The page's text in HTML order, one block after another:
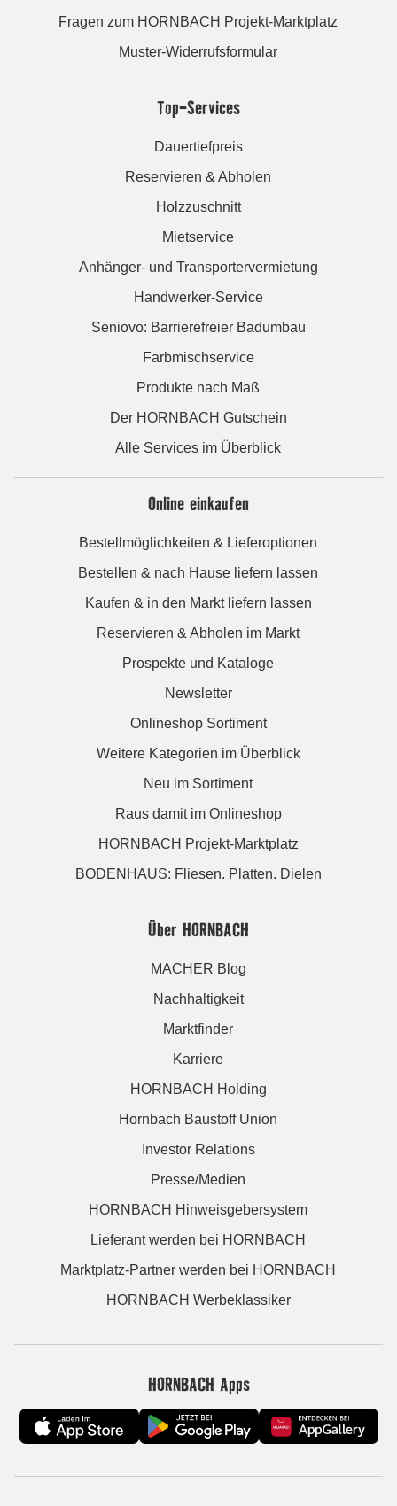
Fragen zum HORNBACH Projekt-Marktplatz
Muster-Widerrufsformular
Top-Services
Dauertiefpreis
Reservieren & Abholen
Holzzuschnitt
Mietservice
Anhänger- und Transportervermietung
Handwerker-Service
Seniovo: Barrierefreier Badumbau
Farbmischservice
Produkte nach Maß
Der HORNBACH Gutschein
Alle Services im Überblick
Online einkaufen
Bestellmöglichkeiten & Lieferoptionen
Bestellen & nach Hause liefern lassen
Kaufen & in den Markt liefern lassen
Reservieren & Abholen im Markt
Prospekte und Kataloge
Newsletter
Onlineshop Sortiment
Weitere Kategorien im Überblick
Neu im Sortiment
Raus damit im Onlineshop
HORNBACH Projekt-Marktplatz
BODENHAUS: Fliesen. Platten. Dielen
Über HORNBACH
MACHER Blog
Nachhaltigkeit
Marktfinder
Karriere
HORNBACH Holding
Hornbach Baustoff Union
Investor Relations
Presse/Medien
HORNBACH Hinweisgebersystem
Lieferant werden bei HORNBACH
Marktplatz-Partner werden bei HORNBACH
HORNBACH Werbeklassiker
HORNBACH Apps